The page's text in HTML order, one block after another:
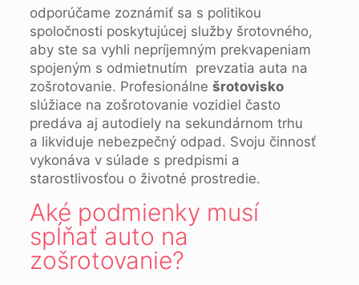
odporúčame zoznámiť sa s politikou
spoločnosti poskytujúcej služby šrotovného, ​​
aby ste sa vyhli nepríjemným prekvapeniam
spojeným s odmietnutím prevzatia auta na
zošrotovanie. Profesionálne šrotovisko
slúžiace na zošrotovanie vozidiel často
predáva aj autodiely na sekundárnom trhu
a likviduje nebezpečný odpad. Svoju činnosť
vykonáva v súlade s predpismi a
starostlivosťou o životné prostredie.
Aké podmienky musí
spĺňať auto na
zošrotovanie?